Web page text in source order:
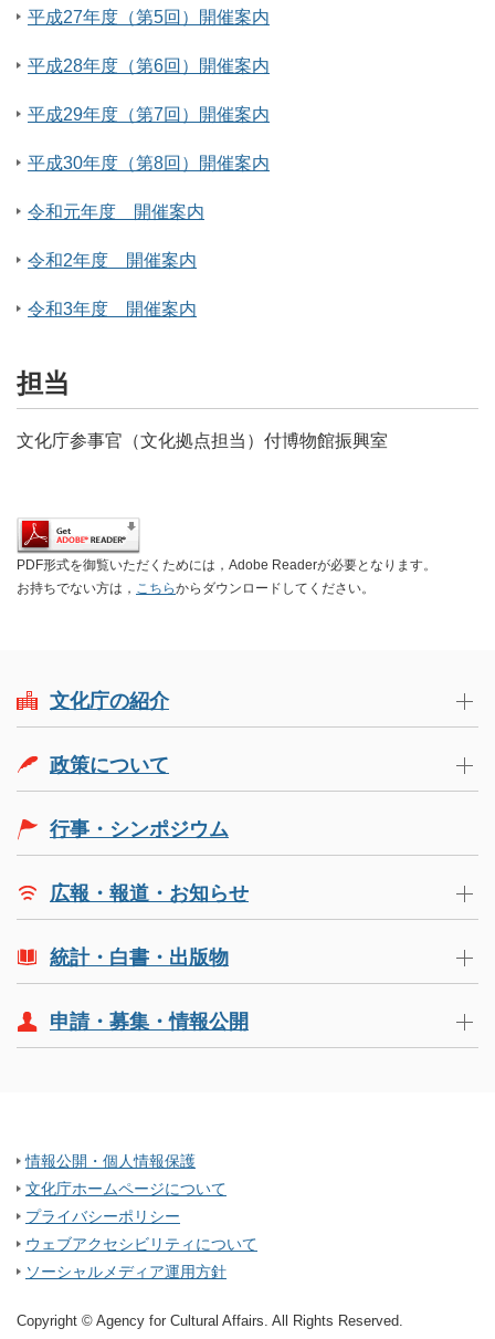
平成27年度（第5回）開催案内
平成28年度（第6回）開催案内
平成29年度（第7回）開催案内
平成30年度（第8回）開催案内
令和元年度 開催案内
令和2年度 開催案内
令和3年度 開催案内
担当
文化庁参事官（文化拠点担当）付博物館振興室
PDF形式を御覧いただくためには，Adobe Readerが必要となります。
お持ちでない方は， こちらからダウンロードしてください。
文化庁の紹介
政策について
行事・シンポジウム
広報・報道・お知らせ
統計・白書・出版物
申請・募集・情報公開
情報公開・個人情報保護
文化庁ホームページについて
プライバシーポリシー
ウェブアクセシビリティについて
ソーシャルメディア運用方針
Copyright © Agency for Cultural Affairs. All Rights Reserved.